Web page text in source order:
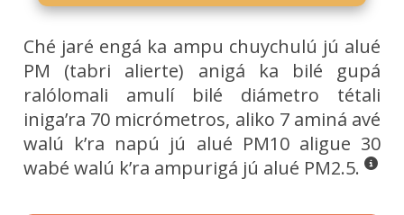
Ché jaré engá ka ampu chuychulú jú alué
PM (tabri alierte) anigá ka bilé gupá
ralólomali amulí bilé diámetro tétali
iniga’ra 70 micrómetros, aliko 7 aminá avé
walú k’ra napú jú alué PM10 aligue 30
wabé walú k’ra ampurigá jú alué PM2.5.